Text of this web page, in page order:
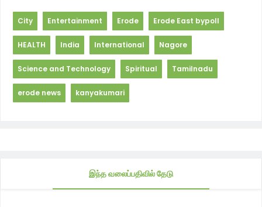
City Entertainment Erode Erode East bypoll
HEALTH India International Nagore
Science and Technology Spiritual Tamilnadu
erode news kanyakumari
இந்த வலைப்பதிவில் தேடு